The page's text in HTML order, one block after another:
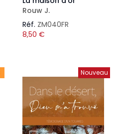
Rouw J.
Réf. ZM040FR
8,50 €
Nouveau